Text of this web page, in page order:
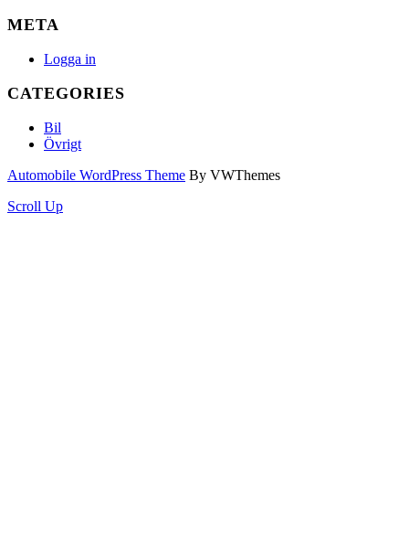
META
Logga in
CATEGORIES
Bil
Övrigt
Automobile WordPress Theme By VWThemes
Scroll Up